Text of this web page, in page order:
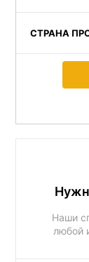
СТРАНА
Наши
любой